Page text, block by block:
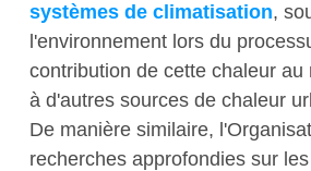
systèmes de climatisation,
l'environnement lors du
contribution de cette chaleur
à d'autres sources de chaleur
De manière similaire,
recherches approfondies sur